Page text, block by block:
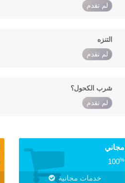
لم تقدم
التنزه
لم تقدم
شرب الكحول؟
لم تقدم
مجاني
100%
خدمات مجانية